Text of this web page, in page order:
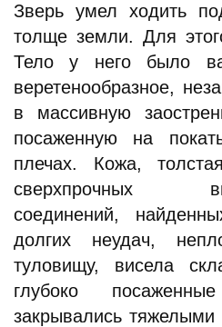
Зверь умел ходить
толще земли. Для
Тело у него было
веретенообразное,
в массивную
посаженную на
плечах. Кожа,
сверхпрочных
соединений,
долгих неудач,
туловищу, висела
глубоко
закрывались